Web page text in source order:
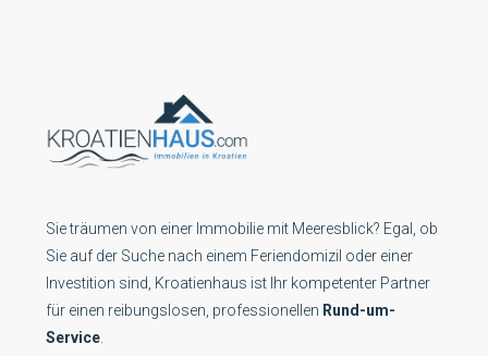
Sie träumen von einer Immobilie mit Meeresblick? Egal, ob
Sie auf der Suche nach einem Feriendomizil oder einer
Investition sind, Kroatienhaus ist Ihr kompetenter Partner
für einen reibungslosen, professionellen Rund-um-
Service